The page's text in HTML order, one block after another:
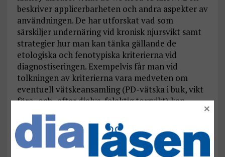
beskriver applicerbarheten och andra aspekter av
användningen. De har utforskat vad som
särskiljer undernäring vid kronisk njursvikt samt
strategier hur man kan tänka gällande de
etologiska och fenotypiska kriterierna vid
diagnostiseringen. Exempelvis får man vid
tolkningen av kriterierna vara medveten om
eventuell vätskeansamling (PD-vätska i buk, vikt
före- och- efter dialys, felaktig torrvikt) kan
påverka kriterierna för både oavsiktlig
viktförlust, BMI och reducerad muskelmassa.
Likaså att patienter med dialysbehandling alltid
uppfyller kriterierna för inflammation. För de
×